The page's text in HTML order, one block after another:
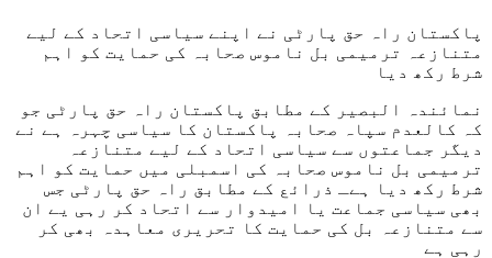
پاکستان راہ حق پارٹی نے اپنے سیاسی اتحاد کے لیے
متنازعہ ترمیمی بل ناموس صحابہ کی حمایت کو اہم
شرط رکھ دیا
نمائندہ البصیر کے مطابق پاکستان راہ حق پارٹی جو
کہ کالعدم سپاہ صحابہ پاکستان کا سیاسی چہرہ ہے نے
دیگر جماعتوں سے سیاسی اتحاد کے لیے متنازعہ
ترمیمی بل ناموس صحابہ کی اسمبلی میں حمایت کو اہم
شرط رکھ دیا ہےـ ذرائع کے مطابق راہ حق پارٹی جس
بھی سیاسی جماعت یا امیدوار سے اتحاد کر رہی یے ان
سے متنازعہ بل کی حمایت کا تحریری معاہدہ بھی کر
رہی ہے